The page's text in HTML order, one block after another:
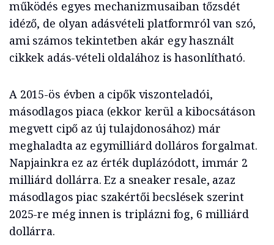
működés egyes mechanizmusaiban tőzsdét
idéző, de olyan adásvételi platformról van szó,
ami számos tekintetben akár egy használt
cikkek adás-vételi oldalához is hasonlítható.
A 2015-ös évben a cipők viszonteladói,
másodlagos piaca (ekkor kerül a kibocsátáson
megvett cipő az új tulajdonosához) már
meghaladta az egymilliárd dolláros forgalmat.
Napjainkra ez az érték duplázódott, immár 2
milliárd dollárra. Ez a sneaker resale, azaz
másodlagos piac szakértői becslések szerint
2025-re még innen is triplázni fog, 6 milliárd
dollárra.